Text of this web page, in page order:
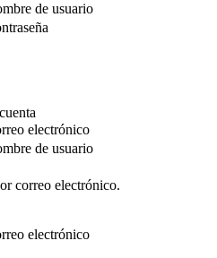
de usuario
electrónico
de usuario
correo electrónico.
electrónico